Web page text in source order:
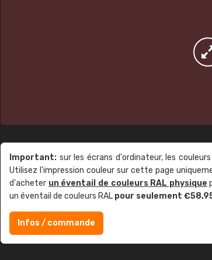
Important: sur les écrans d'ordinateur, les
Utilisez l'impression couleur sur cette page
d'acheter un éventail de couleurs RAL physique
un éventail de couleurs RAL pour seulement
Infos / commande